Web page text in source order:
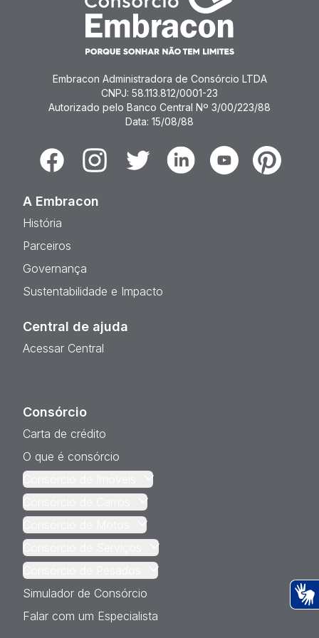
Embracon Administradora de Consórcio LTDA
CNPJ: 58.113.812/0001-23
Autorizado pelo Banco Central Nº 3/00/223/88
Data: 15/08/88
FacebookInstagramTwitter LinkedinYoutubePinterest
A Embracon
História
Parceiros
Governança
Sustentabilidade e Impacto
Central de ajuda
Acessar Central
Consórcio
Carta de crédito
O que é consórcio
Consórcio de Imóveis
Consórcio de Carros
Consórcio de Motos
Consórcio de Serviços
Consórcio de Pesados
Simulador de Consórcio
Falar com um Especialista